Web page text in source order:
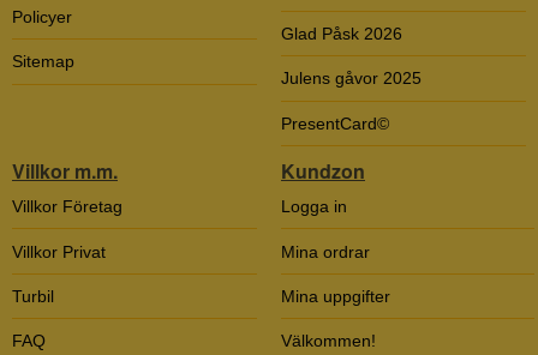
Policyer
Sitemap
Glad Påsk 2026
Julens gåvor 2025
PresentCard©
Villkor m.m.
Villkor Företag
Villkor Privat
Turbil
FAQ
Kundzon
Logga in
Mina ordrar
Mina uppgifter
Välkommen!